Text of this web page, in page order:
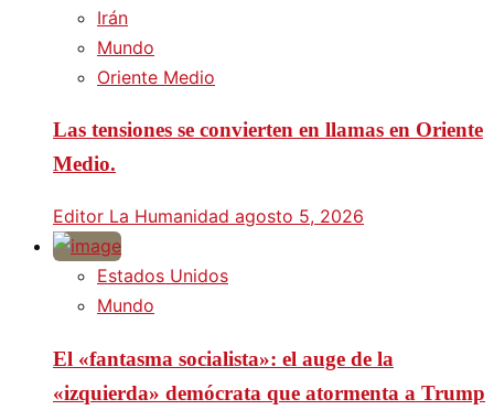
Irán
Mundo
Oriente Medio
Las tensiones se convierten en llamas en Oriente
Medio.
Editor La Humanidad agosto 5, 2026
Estados Unidos
Mundo
El «fantasma socialista»: el auge de la
«izquierda» demócrata que atormenta a Trump